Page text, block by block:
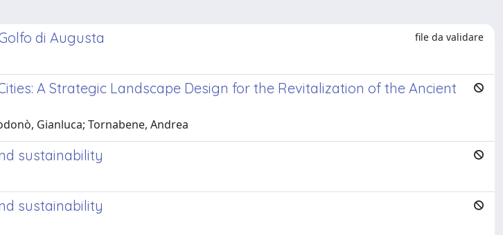
di Augusta file da validare
A Strategic Landscape Design for the Revitalization of the Ancient
Gianluca; Tornabene, Andrea
sustainability
sustainability